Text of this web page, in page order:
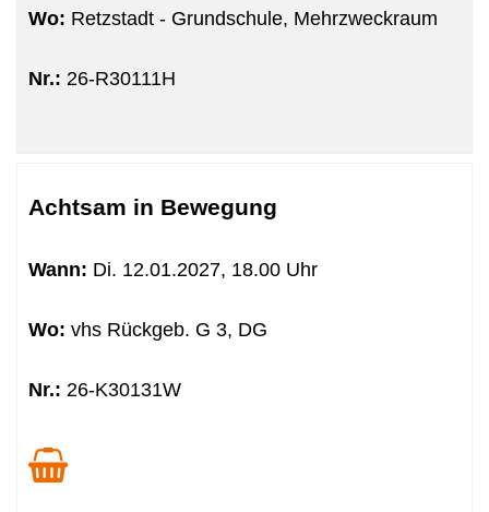
Wo: Retzstadt - Grundschule, Mehrzweckraum
Nr.: 26-R30111H
Achtsam in Bewegung
Wann: Di. 12.01.2027, 18.00 Uhr
Wo: vhs Rückgeb. G 3, DG
Nr.: 26-K30131W